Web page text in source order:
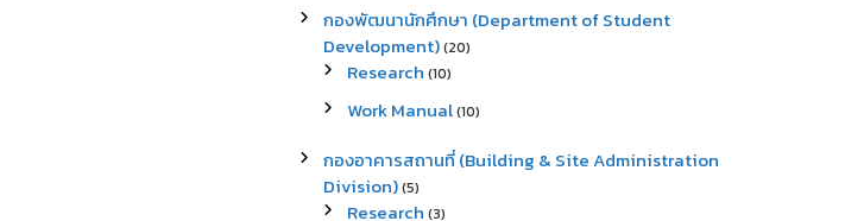
กองพัฒนานักศึกษา (Department of Student
Development)(20)
Research (10)
Work Manual(10)
กองอาคารสถานที่ (Building & Site Administration
Division)(5)
Research (3)